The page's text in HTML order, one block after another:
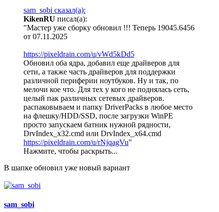
sam_sobi сказал(а):
KikenRU писал(а):
"Мастер уже сборку обновил !!! Теперь 19045.6456
от 07.11.2025
https://pixeldrain.com/u/vWd5kDd5
Обновил оба ядра, добавил еще драйверов для
сети, а также часть драйверов для поддержки
различной периферии ноутбуков. Ну и так, по
мелочи кое что. Для тех у кого не поднялась сеть,
целый пак различных сетевых драйверов.
распаковываем и папку DriverPacks в любое место
на флешку/HDD/SSD, после загрузки WinPE
просто запускаем батник нужной рядности,
DrvIndex_x32.cmd или DrvIndex_x64.cmd
https://pixeldrain.com/u/rNjqagVu"
Нажмите, чтобы раскрыть...
В шапке обновил уже новый вариант
sam_sobi